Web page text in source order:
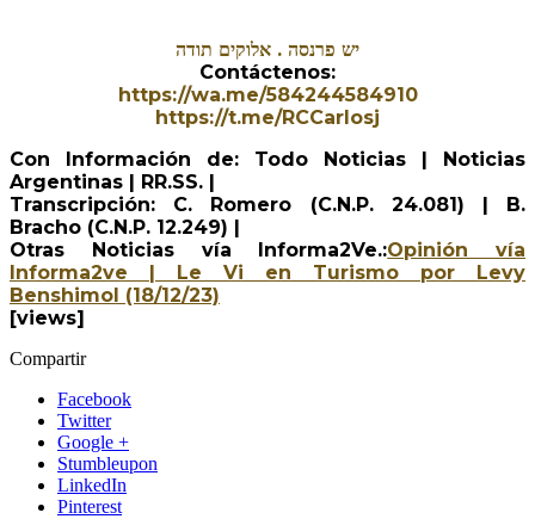
יש פרנסה . אלוקים תודה
Contáctenos:
https://wa.me/584244584910
https://t.me/RCCarlosj
Con Información de: Todo Noticias | Noticias
Argentinas | RR.SS. |
Transcripción: C. Romero (C.N.P. 24.081) | B.
Bracho (C.N.P. 12.249) |
Otras Noticias vía Informa2Ve.:Opinión vía
Informa2ve | Le Vi en Turismo por Levy
Benshimol (18/12/23)
[views]
Compartir
Facebook
Twitter
Google +
Stumbleupon
LinkedIn
Pinterest